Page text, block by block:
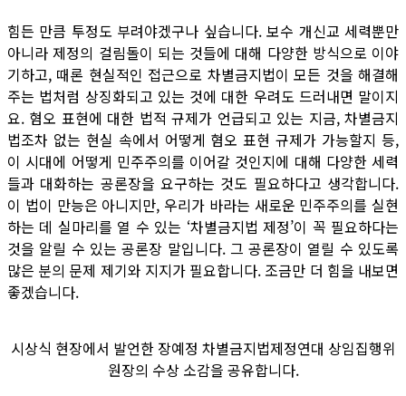
힘든 만큼 투정도 부려야겠구나 싶습니다. 보수 개신교 세력뿐만
아니라 제정의 걸림돌이 되는 것들에 대해 다양한 방식으로 이야
기하고, 때론 현실적인 접근으로 차별금지법이 모든 것을 해결해
주는 법처럼 상징화되고 있는 것에 대한 우려도 드러내면 말이지
요. 혐오 표현에 대한 법적 규제가 언급되고 있는 지금, 차별금지
법조차 없는 현실 속에서 어떻게 혐오 표현 규제가 가능할지 등,
이 시대에 어떻게 민주주의를 이어갈 것인지에 대해 다양한 세력
들과 대화하는 공론장을 요구하는 것도 필요하다고 생각합니다.
이 법이 만능은 아니지만, 우리가 바라는 새로운 민주주의를 실현
하는 데 실마리를 열 수 있는 ‘차별금지법 제정’이 꼭 필요하다는
것을 알릴 수 있는 공론장 말입니다. 그 공론장이 열릴 수 있도록
많은 분의 문제 제기와 지지가 필요합니다. 조금만 더 힘을 내보면
좋겠습니다.
시상식 현장에서 발언한 장예정 차별금지법제정연대 상임집행위
원장의 수상 소감을 공유합니다.